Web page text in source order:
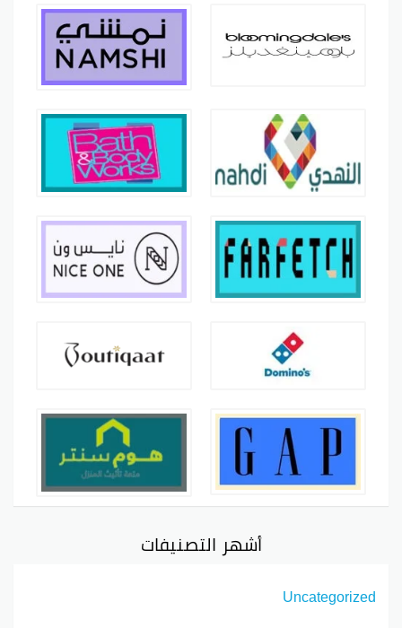
أشهر التصنيفات
Uncategorized